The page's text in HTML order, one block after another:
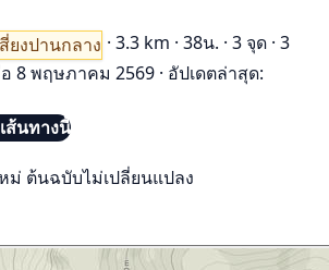
ยงปานกลาง · 3.3 km · 38น. · 3 จุด · 3
8 พฤษภาคม 2569 · อัปเดตล่าสุด:
ส้นทางนี้
ม่ ต้นฉบับไม่เปลี่ยนแปลง